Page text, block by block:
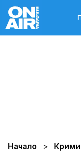
Начало